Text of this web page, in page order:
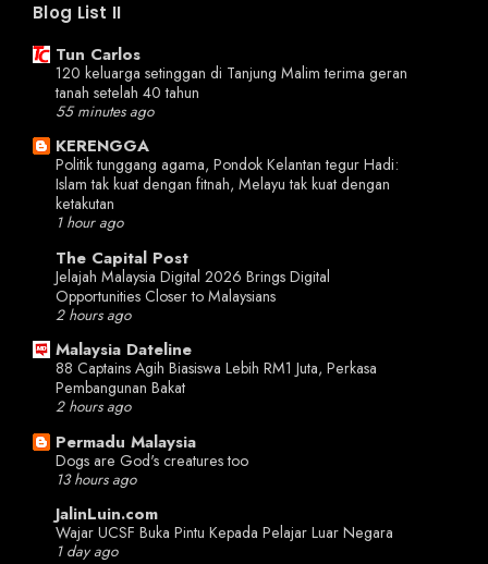
Blog List II
Tun Carlos
120 keluarga setinggan di Tanjung Malim terima geran
tanah setelah 40 tahun
55 minutes ago
KERENGGA
Politik tunggang agama, Pondok Kelantan tegur Hadi:
Islam tak kuat dengan fitnah, Melayu tak kuat dengan
ketakutan
1 hour ago
The Capital Post
Jelajah Malaysia Digital 2026 Brings Digital
Opportunities Closer to Malaysians
2 hours ago
Malaysia Dateline
88 Captains Agih Biasiswa Lebih RM1 Juta, Perkasa
Pembangunan Bakat
2 hours ago
Permadu Malaysia
Dogs are God's creatures too
13 hours ago
JalinLuin.com
Wajar UCSF Buka Pintu Kepada Pelajar Luar Negara
1 day ago